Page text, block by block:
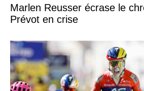
Marlen Reusser écrase le
Prévot en crise